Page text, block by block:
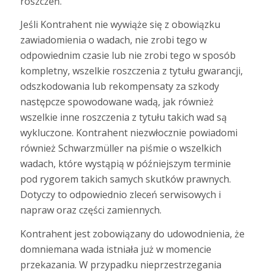
Jeśli Kontrahent nie wywiąże się z obowiązku
zawiadomienia o wadach, nie zrobi tego w
odpowiednim czasie lub nie zrobi tego w sposób
kompletny, wszelkie roszczenia z tytułu gwarancji,
odszkodowania lub rekompensaty za szkody
następcze spowodowane wadą, jak również
wszelkie inne roszczenia z tytułu takich wad są
wykluczone. Kontrahent niezwłocznie powiadomi
również Schwarzmüller na piśmie o wszelkich
wadach, które wystąpią w późniejszym terminie
pod rygorem takich samych skutków prawnych.
Dotyczy to odpowiednio zleceń serwisowych i
napraw oraz części zamiennych.
Kontrahent jest zobowiązany do udowodnienia, że
domniemana wada istniała już w momencie
przekazania. W przypadku nieprzestrzegania